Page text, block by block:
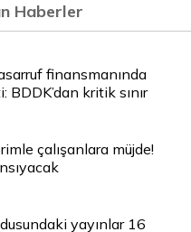
Haberler
finansmanında
BDDK’dan kritik sınır
çalışanlara müjde!
yayınlar 16